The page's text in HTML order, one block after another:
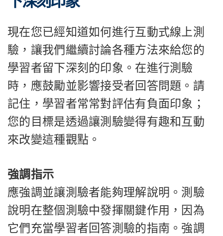
現在您已經知道如何進行互動式線上測
驗，讓我們繼續討論各種方法來給您的
學習者留下深刻的印象。在進行測驗
時，應鼓勵並影響接受者回答問題。請
記住，學習者常常對評估有負面印象；
您的目標是透過讓測驗變得有趣和互動
來改變這種觀點。
強調指示
應強調並讓測驗者能夠理解說明。測驗
說明在整個測驗中發揮關鍵作用，因為
它們充當學習者回答測驗的指南。強調